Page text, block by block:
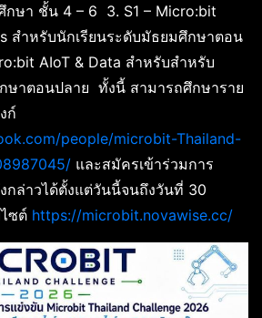
กษา ชั้น 4 – 6 3. S1 – Micro:bit
สำหรับนักเรียนระดับมัธยมศึกษาตอน
AIoT & Data สำหรับสำหรับ
ษาตอนปลาย ทั้งนี้ สามารถศึกษาราย
ก์
people/microbit-Thailand-
และสมัครเข้าร่วมการ
กล่าวได้ตั้งแต่วันนี้จนถึงวันที่ 30
ซต์ https://microbit.novawise.cc/